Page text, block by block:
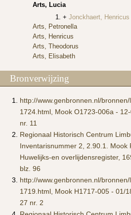
Arts, Lucia
Jonckhaert, Henricus
Arts, Petronella
Arts, Henricus
Arts, Theodorus
Arts, Elisabeth
Bronverwijzing
http://www.genbronnen.nl/
1724.html, Mook O1723-006a -
nr. 11
Regionaal Historisch Centrum
Inventarisnummer 2, 2.90.1. Mook
Huwelijks-en overlijdensregister,
blz. 96
http://www.genbronnen.nl/
1719.html, Mook H1717-005 - 01/
27 nr. 2